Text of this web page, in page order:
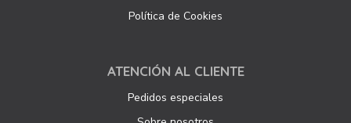
Política de Cookies
ATENCIÓN AL CLIENTE
Pedidos especiales